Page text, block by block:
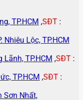
TP.HCM ,SĐT :
Nhiêu Lộc, TP.HCM
Lãnh, TP.HCM ,SĐT :
TP.HCM ,SĐT :
Sơn Nhất,